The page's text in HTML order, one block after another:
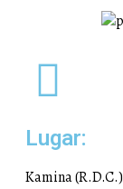
Lugar:
Kamina (R.D.C.)